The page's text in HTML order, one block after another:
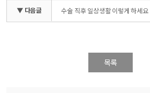
▼ 다음글 수술 직후 일상생활 이렇게 하세요
목록